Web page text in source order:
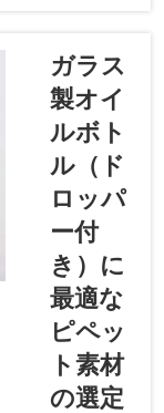
は、美容
製品にと
って極め
て重要で
す…
の外観お
よび機能
性の両面
において
重要で
す。ネッ
クエンド
とは、ボ
トルの上
部にあ
り、ポン
プが取り
付けられ
る部分を
ガラス
製オイ
ルボト
ル（ド
ロッパ
ー付
き）に
最適な
ピペッ
ト素材
の選定